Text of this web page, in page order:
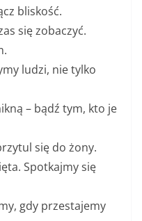
bliskość.
się zobaczyć.
ludzi, nie tylko
– bądź tym, kto je
się do żony.
Spotkajmy się
gdy przestajemy